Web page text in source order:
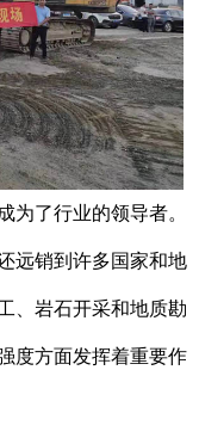
为了行业的领导者。
远销到许多国家和地
、岩石开采和地质勘
度方面发挥着重要作